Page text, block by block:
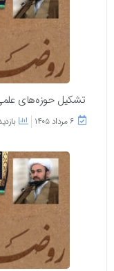
تشکیل حوزه‌های علمی
۶ مرداد ۱۴۰۵ بازدید : 72